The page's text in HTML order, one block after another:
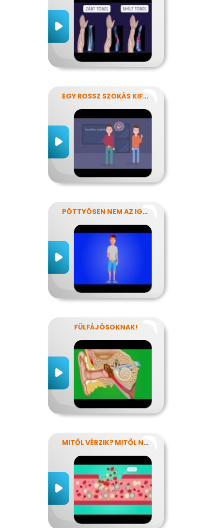
EGY ROSSZ SZOKÁS KIFÜSTÖLÉSE
PÖTTYÖSEN NEM AZ IGAZI
FÜLFÁJÓSOKNAK!
MITŐL VÉRZIK? MITŐL NEM VÉRZIK?